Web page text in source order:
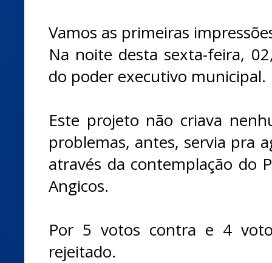
Vamos as primeiras
Na noite desta sexta-feira,
do poder executivo municipal.
Este projeto não criava
problemas, antes, servia pra
através da contemplação do
Angicos.
Por 5 votos contra e 4
rejeitado.